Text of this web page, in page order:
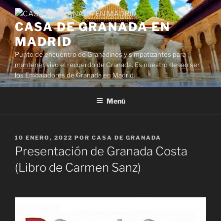
Saltar
al
contenido
CASA DE GRANADA EN
MADRID
Punto de encuentro de Granadinos y simpatizantes para
mantener vivo el recuerdo de Granada. Es nuestro deseo ser
los Embajadores de Granada en Madrid.
Menú
PUBLICADO
EL
10 ENERO, 2022 POR CASA DE GRANADA
Presentación de Granada Costa
(Libro de Carmen Sanz)